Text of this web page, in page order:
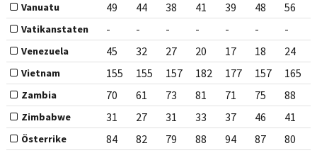
Vanuatu 49 44 38 41 39 48 56
Vatikanstaten - - - - - - -
Venezuela 45 32 27 20 17 18 24
Vietnam 155 155 157 182 177 157 165
Zambia 70 61 73 81 71 75 88
Zimbabwe 31 27 31 33 37 46 41
Österrike 84 82 79 88 94 87 80